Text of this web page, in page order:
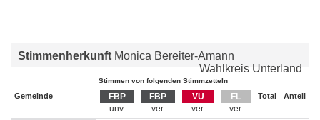
Stimmenherkunft Monica Bereiter-Amann
Wahlkreis Unterland
Stimmen von folgenden Stimmzetteln
Gemeinde FBP FBP VU FL Total Anteil